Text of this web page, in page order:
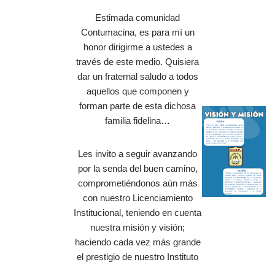
Estimada comunidad
Contumacina, es para mí un
honor dirigirme a ustedes a
través de este medio. Quisiera
dar un fraternal saludo a todos
aquellos que componen y
forman parte de esta dichosa
familia fidelina…
Les invito a seguir avanzando
por la senda del buen camino,
comprometiéndonos aún más
con nuestro Licenciamiento
Institucional, teniendo en cuenta
nuestra misión y visión;
haciendo cada vez más grande
el prestigio de nuestro Instituto